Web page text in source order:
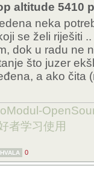
altitude 5410
neka
se želi riješiti
dok u radu ne
što juzer
a ako čita
者学习使用
HVALA 0